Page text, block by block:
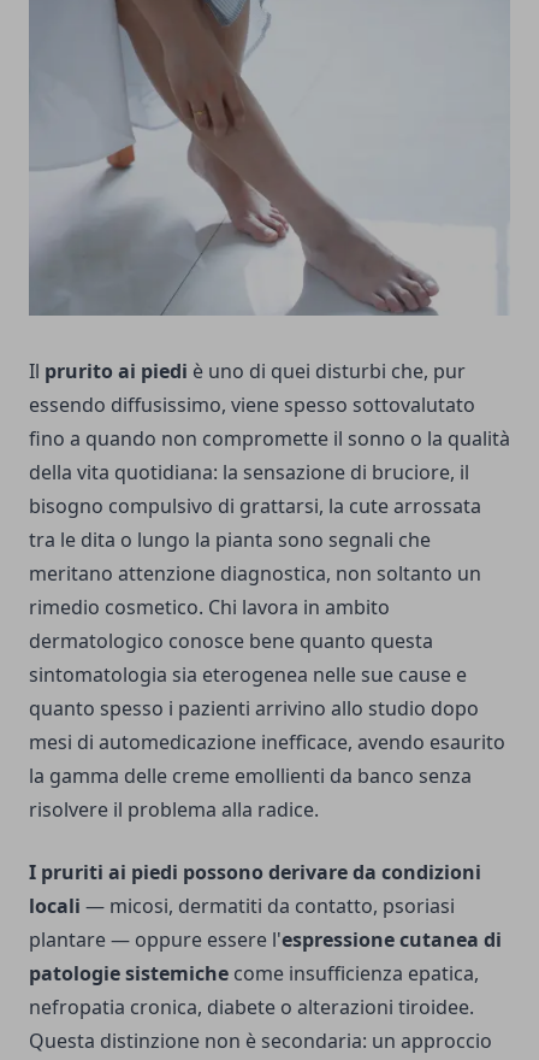
Il prurito ai piedi è uno di quei disturbi che, pur
essendo diffusissimo, viene spesso sottovalutato
fino a quando non compromette il sonno o la qualità
della vita quotidiana: la sensazione di bruciore, il
bisogno compulsivo di grattarsi, la cute arrossata
tra le dita o lungo la pianta sono segnali che
meritano attenzione diagnostica, non soltanto un
rimedio cosmetico. Chi lavora in ambito
dermatologico conosce bene quanto questa
sintomatologia sia eterogenea nelle sue cause e
quanto spesso i pazienti arrivino allo studio dopo
mesi di automedicazione inefficace, avendo esaurito
la gamma delle creme emollienti da banco senza
risolvere il problema alla radice.
I pruriti ai piedi possono derivare da condizioni
locali — micosi, dermatiti da contatto, psoriasi
plantare — oppure essere l'espressione cutanea di
patologie sistemiche come insufficienza epatica,
nefropatia cronica, diabete o alterazioni tiroidee.
Questa distinzione non è secondaria: un approccio